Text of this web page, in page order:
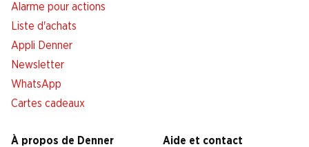
Alarme pour actions
Liste d'achats
Appli Denner
Newsletter
WhatsApp
Cartes cadeaux
À propos de Denner
Aide et contact